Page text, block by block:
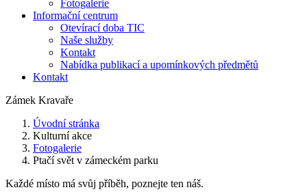
Fotogalerie
Informační centrum
Otevírací doba TIC
Naše služby
Kontakt
Nabídka publikací a upomínkových předmětů
Kontakt
Zámek Kravaře
Úvodní stránka
Kulturní akce
Fotogalerie
Ptačí svět v zámeckém parku
Každé místo má svůj příběh, poznejte ten náš.